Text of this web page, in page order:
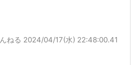
ねる 2024/04/17(水) 22:48:00.41